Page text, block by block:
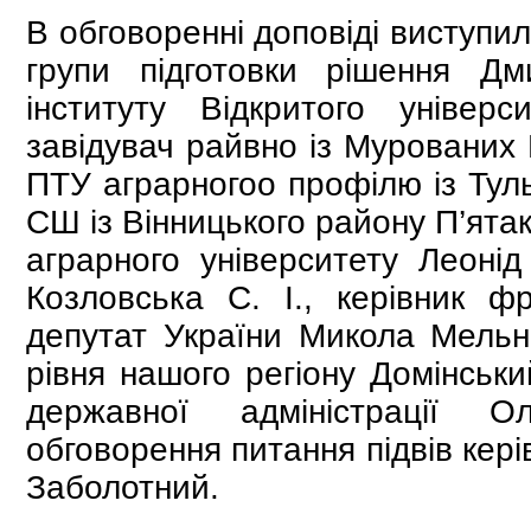
В обговоренні доповіді
групи підготовки рішення
інституту Відкритого
завідувач райвно із
ПТУ аграрногоо профілю із
СШ із Вінницького району
аграрного університету
Козловська С. І., керівник
депутат України Микола
рівня нашого регіону
державної адміністрації
обговорення питання підвів
Заболотний.